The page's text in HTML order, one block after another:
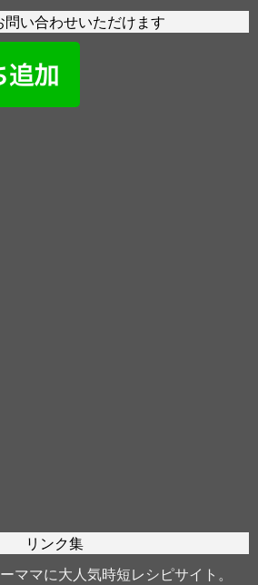
問い合わせいただけます
リンク集
ーママに大人気時短レシピサイト。